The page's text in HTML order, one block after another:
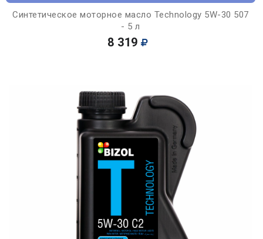
Синтетическое моторное масло Technology 5W-30 507
- 5 л
8 319